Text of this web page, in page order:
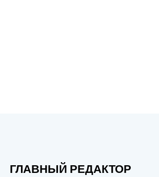
ГЛАВНЫЙ РЕДАКТОР